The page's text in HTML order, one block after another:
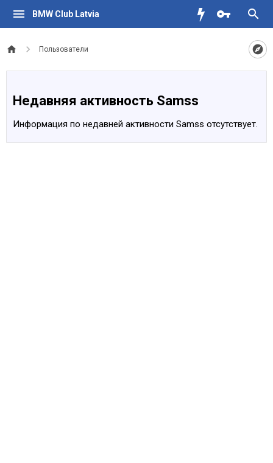
BMW Club Latvia
Пользователи
Недавняя активность Samss
Информация по недавней активности Samss отсутствует.